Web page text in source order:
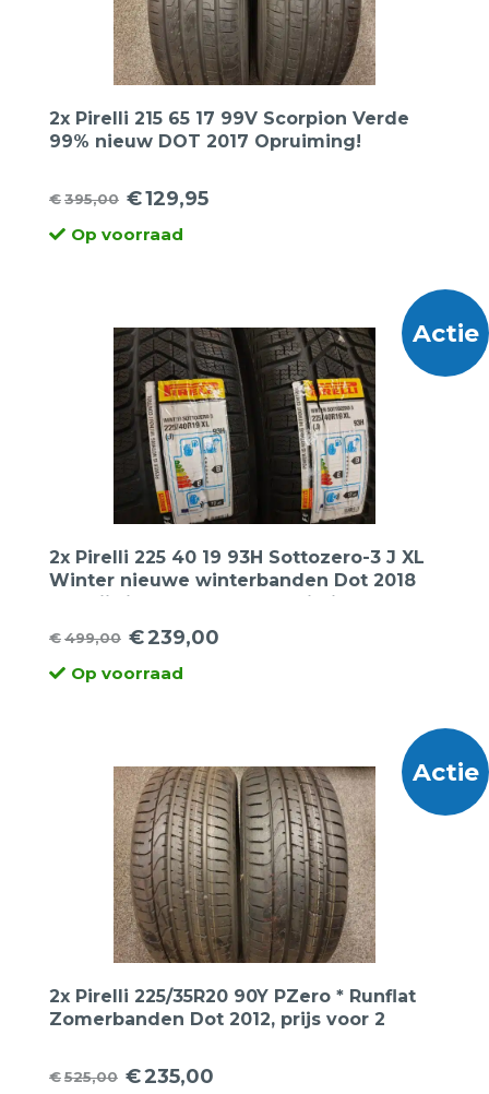
2x Pirelli 215 65 17 99V Scorpion Verde
99% nieuw DOT 2017 Opruiming!
€395,00
Oorspronkelijke
prijs
€129,95
Huidige
prijsOp voorraad
Actie
2x Pirelli 225 40 19 93H Sottozero-3 J XL
Winter nieuwe winterbanden Dot 2018
de prijs is per 2 stuks. Opruiming
€499,00
Oorspronkelijke
prijs
€239,00
Huidige
prijsOp voorraad
Actie
2x Pirelli 225/35R20 90Y PZero * Runflat
Zomerbanden Dot 2012, prijs voor 2
€525,00 €235,00